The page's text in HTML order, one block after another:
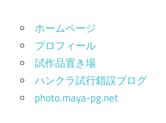
ー
シ
ョ
ン
ホームページ
プロフィール
試作品置き場
ハンクラ試行錯誤ブログ
photo.maya-pg.net